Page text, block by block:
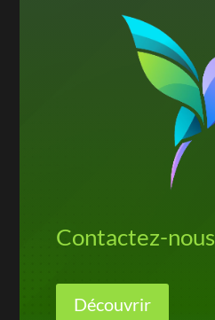
Contactez-nous
Découvrir